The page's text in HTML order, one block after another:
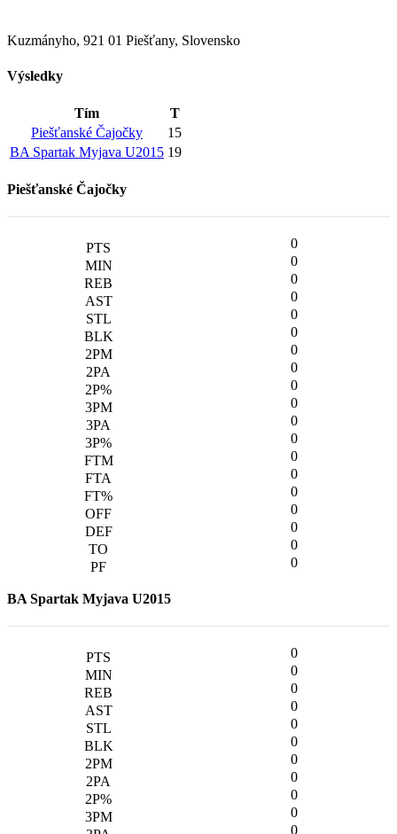
Kuzmányho, 921 01 Piešťany, Slovensko
Výsledky
Tím
T
Piešťanské Čajočky
15
BA Spartak Myjava U2015 19
Piešťanské Čajočky
0
0
0
0
0
0
0
0
0
0
0
0
0
0
0
0
0
0
0
BA Spartak Myjava U2015
0
0
0
0
0
0
0
0
0
0
0